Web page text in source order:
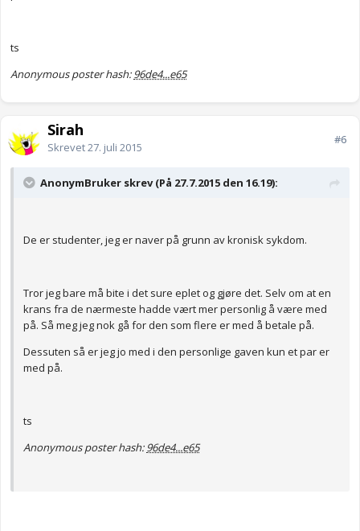
ts
Anonymous poster hash:96de4...e65
Sirah
Skrevet27. juli 2015
#6
AnonymBruker skrev (På 27.7.2015 den 16.19):
De er studenter, jeg er naver på grunn av kronisk sykdom.
Tror jeg bare må bite i det sure eplet og gjøre det. Selv om at en
krans fra de nærmeste hadde vært mer personlig å være med
på. Så meg jeg nok gå for den som flere er med å betale på.
Dessuten så er jeg jo med i den personlige gaven kun et par er
med på.
ts
Anonymous poster hash:96de4...e65